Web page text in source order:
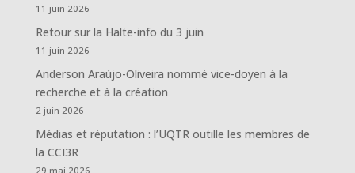
11 juin 2026
Retour sur la Halte-info du 3 juin
11 juin 2026
Anderson Araújo-Oliveira nommé vice-doyen à la
recherche et à la création
2 juin 2026
Médias et réputation : l’UQTR outille les membres de
la CCI3R
29 mai 2026